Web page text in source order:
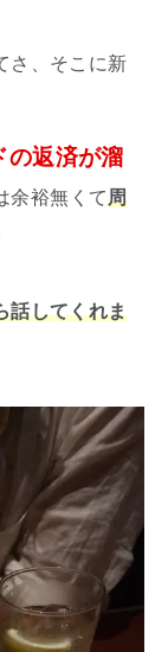
さ、そこに新
の返済が溜
余裕無くて周
話してくれま